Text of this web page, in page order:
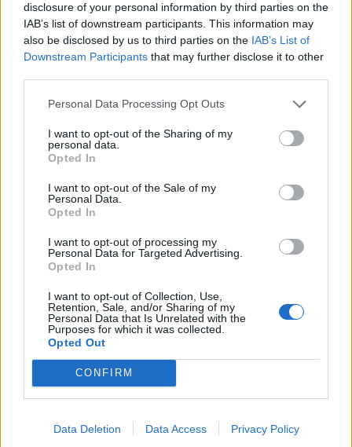
disclosure of your personal information by third parties on the
IAB’s list of downstream participants. This information may
also be disclosed by us to third parties on the IAB’s List of
Downstream Participants that may further disclose it to other
Personal Data Processing Opt Outs
I want to opt-out of the Sharing of my
personal data.
Opted In
I want to opt-out of the Sale of my
Personal Data.
Opted In
I want to opt-out of processing my
Personal Data for Targeted Advertising.
Opted In
I want to opt-out of Collection, Use,
Retention, Sale, and/or Sharing of my
Personal Data that Is Unrelated with the
Purposes for which it was collected.
Opted Out
CONFIRM
Data Deletion Data Access Privacy Policy
Aiuti di Stato e contributi pubblici
2026).
2026-06-04
Progetto Forum Sud Est Asiatico
Scarl
3.774 euro
2026-05-29
Incentivazione per la condivisione dell'energia
elettrica da fonti rinnovabili e misura PNRR - M2C2 -
GSE – Gestore Servizi Energetici S.p.A.
11.940 euro
Regolamento per i fondi interprofessionali per la
formazione continua per la concessioni di aiuti di stato
esentati ai s